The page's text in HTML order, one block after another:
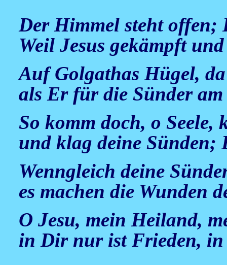
Der Himmel steht offen;
Weil Jesus gekämpft
Auf Golgathas Hügel,
als Er für die Sünder
So komm doch, o Seele,
und klag deine
Wenngleich deine
es machen die Wunden
O Jesu, mein Heiland,
in Dir nur ist Frieden,